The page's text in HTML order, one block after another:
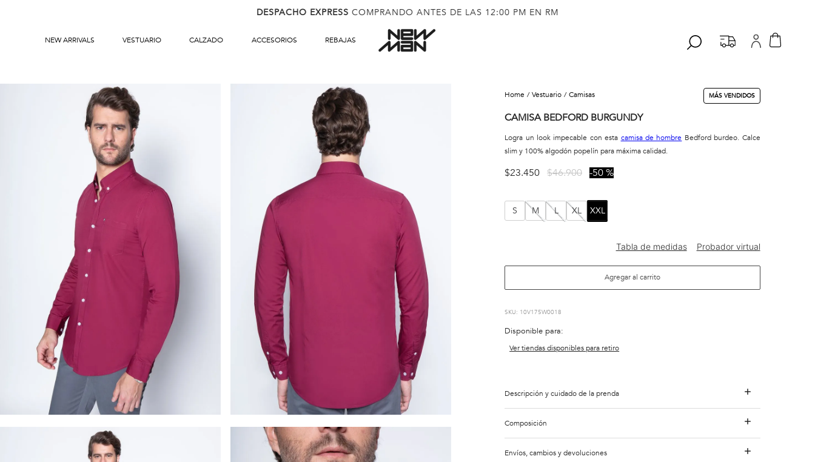
DESPACHO EXPRESS COMPRANDO ANTES DE LAS 12:00 PM EN RM
NEW ARRIVALS VESTUARIO CALZADO ACCESORIOS REBAJAS
vestuario camisas MÁS VENDIDOS
CAMISA BEDFORD BURGUNDY
Logra un look impecable con esta camisa de hombre Bedford burdeo. Calce
slim y 100% algodón popelín para máxima calidad.
$23.450 $46.900 50 %
S M L XL XXL
Agregar al carrito
: 10V175W0018
Disponible para:
Ver tiendas disponibles para retiro
Descripción y cuidado de la prenda
Composición
Envíos, cambios y devoluciones